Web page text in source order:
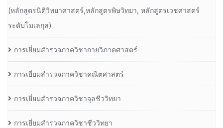
(หลักสูตรนิติวิทยาศาสตร์,หลักสูตรพิษวิทยา, หลักสูตรเวชศาสตร์
ระดับโมเลกุล)
การเยี่ยมสำรวจภาควิชากายวิภาคศาสตร์
การเยี่ยมสำรวจภาควิชาคณิตศาสตร์
การเยี่ยมสำรวจภาควิชาจุลชีววิทยา
การเยี่ยมสำรวจภาควิชาชีววิทยา